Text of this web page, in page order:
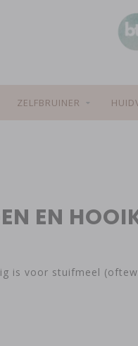
ZELFBRUINER
EN
is voor stuifmeel